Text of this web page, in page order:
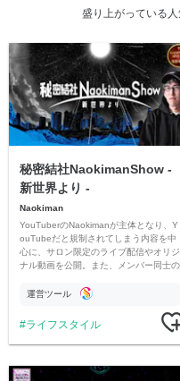
盛り上がっている
秘密結社NaokimanShow -
新世界より -
Naokiman
YouTuberのNaokimanが主体となり、Y
ouTubeだと規制されてしまう内容を中
心に、サロン限定のライブ配信やオリジ
ナル動画を公開。また、メンバー同士の
ただいています。
運営ツール
ライフスタイル